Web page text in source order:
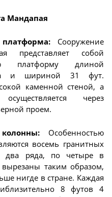
Мандапая
Сооружение
представляет собой
платформу длиной
и шириной 31 фут.
каменной стеной, а
через
проем.
Особенностью
восемь гранитных
два ряда, по четыре в
таким образом,
нигде в стране. Каждая
8 футов 4